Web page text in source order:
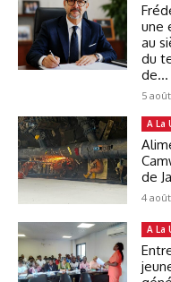
une
au
du
de...
5
A La
de
4
A La